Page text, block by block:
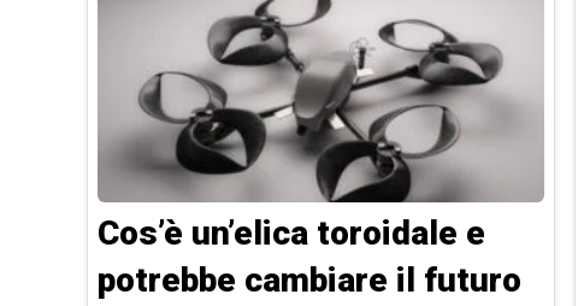
Cos’è un’elica toroidale e
potrebbe cambiare il futuro